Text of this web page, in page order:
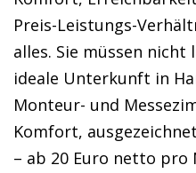
Preis-Leistungs-
alles. Sie müssen nicht
ideale Unterkunft in
Monteur- und
Komfort,
– ab 20 Euro netto pro